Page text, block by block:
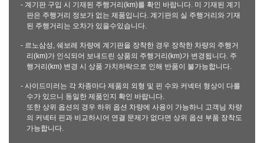
- 계기판 구입 시 기재된 주행거리(km)를 확인 바랍니다. 미 기재된 계기
판은 주행거리 정보가 없는 제품입니다. 계기판의 실 주행거리와 기재
된 주행거리는 오차가 있을수있습니다.
- 르노삼성, 쉐보레 차량에 계기판을 장착한 경우 장착한 차량의 주행거
리(km)가 인식되어 보내드린 상품의 주행거리(km)가 변경됩니다. 주
행거리(km) 변경 시 상품 가치하락으로 인해 반품이 불가능합니다.
- 사이드미러는 각 차종마다 제품의 외형 및 핀 수와 커넥터 형상이 다를
수가 있으니 동일한 제품인지 확인 바랍니다.
또한 상위 옵션의 경우 하위 옵션 차량에 사용이 가능하니 고객님 차량
의 커넥터 핀과 비교하시어 연결 문제가 없다면 상위 옵션 부품 장착도
가능합니다.